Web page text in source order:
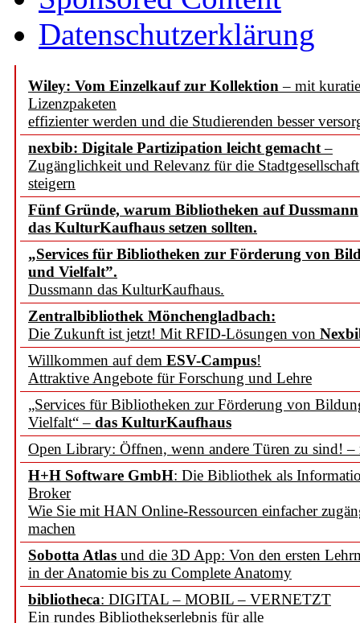
Datenschutzerklärung
Wiley: Vom Einzelkauf zur Kollektion – mit
Lizenzpaketen
effizienter werden und die Studierenden besser
nexbib: Digitale Partizipation leicht gemacht–
Zugänglichkeit und Relevanz für die Stadtgesellschaft
steigern
Fünf Gründe, warum Bibliotheken auf Dussmann
das KulturKaufhaus setzen sollten.
„Services für Bibliotheken zur Förderung von
und Vielfalt”.
Dussmann das KulturKaufhaus.
Zentralbibliothek Mönchengladbach:
Die Zukunft ist jetzt! Mit RFID-Lösungen von
Willkommen auf dem ESV-Campus!
Attraktive Angebote für Forschung und Lehre
„Services für Bibliotheken zur Förderung von
Vielfalt“ – das KulturKaufhaus
Open Library: Öffnen, wenn andere Türen zu sind! –
H+H Software GmbH: Die Bibliothek als
Broker
Wie Sie mit HAN Online-Ressourcen einfacher
machen
Sobotta Atlas und die 3D App: Von den ersten
in der Anatomie bis zu Complete Anatomy
bibliotheca: DIGITAL – MOBIL – VERNETZT
Ein rundes Bibliothekserlebnis für alle